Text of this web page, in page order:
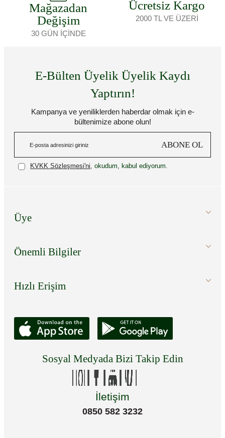
Mağazadan
Değişim
30 GÜN İÇİNDE
Ücretsiz Kargo
2000 TL VE ÜZERİ
E-Bülten Üyelik Üyelik Kaydı
Yaptırın!
Kampanya ve yeniliklerden haberdar olmak için e-
bültenimize abone olun!
ABONE OL
KVKK Sözleşmesi'ni, okudum, kabul ediyorum.
Üye
Önemli Bilgiler
Hızlı Erişim
Sosyal Medyada Bizi Takip Edin
İletişim
0850 582 3232